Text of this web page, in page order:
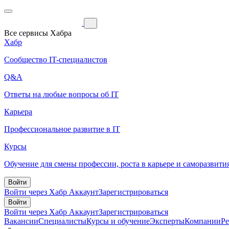
Все сервисы Хабра
Хабр
Сообщество IT-специалистов
Q&A
Ответы на любые вопросы об IT
Карьера
Профессиональное развитие в IT
Курсы
Обучение для смены профессии, роста в карьере и
Войти
Войти через Хабр АккаунтЗарегистрироваться
Войти
Войти через Хабр АккаунтЗарегистрироваться
ВакансииСпециалистыКурсы и обучениеЭкспертыКомпании